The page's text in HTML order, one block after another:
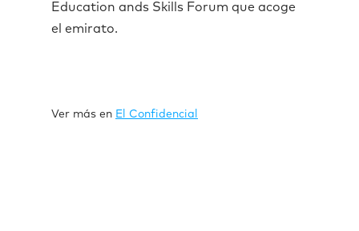
Education ands Skills Forum que acoge
el emirato.
Ver más en El Confidencial